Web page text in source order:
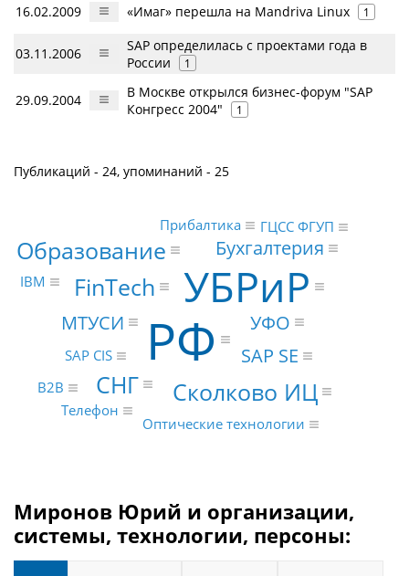
16.02.2009 «Имаг» перешла на Mandriva Linux 1
03.11.2006
SAP определилась с проектами года в
России
1
29.09.2004
В Москве открылся бизнес-форум "SAP
Конгресс 2004"
1
Публикаций - 24, упоминаний - 25
РФ
УБРиР
FinTech
СНГ Сколково ИЦ
Образование
SAP SE
УФО
Бухгалтерия
МТУСИ
SAP CIS
Телефон
Оптические технологии
B2B
IBM
ГЦСС ФГУП
Прибалтика
Миронов Юрий и организации,
системы, технологии, персоны: